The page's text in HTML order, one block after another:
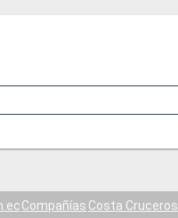
Compañías Costa Cruceros